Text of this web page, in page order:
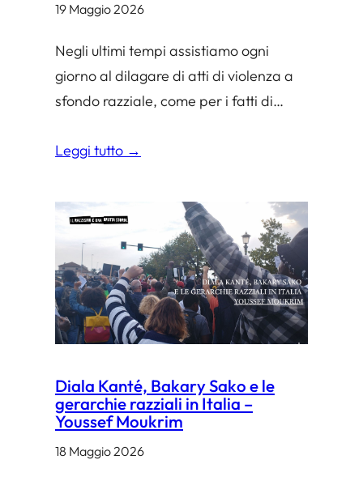
i
p
i
v
r
d
ì
1
g
i
19 Maggio 2026
Negli ultimi tempi assistiamo ogni
giorno al dilagare di atti di violenza a
sfondo razziale, come per i fatti di…
Leggi tutto →
Diala Kanté, Bakary Sako e le
gerarchie razziali in Italia –
Youssef Moukrim
18 Maggio 2026